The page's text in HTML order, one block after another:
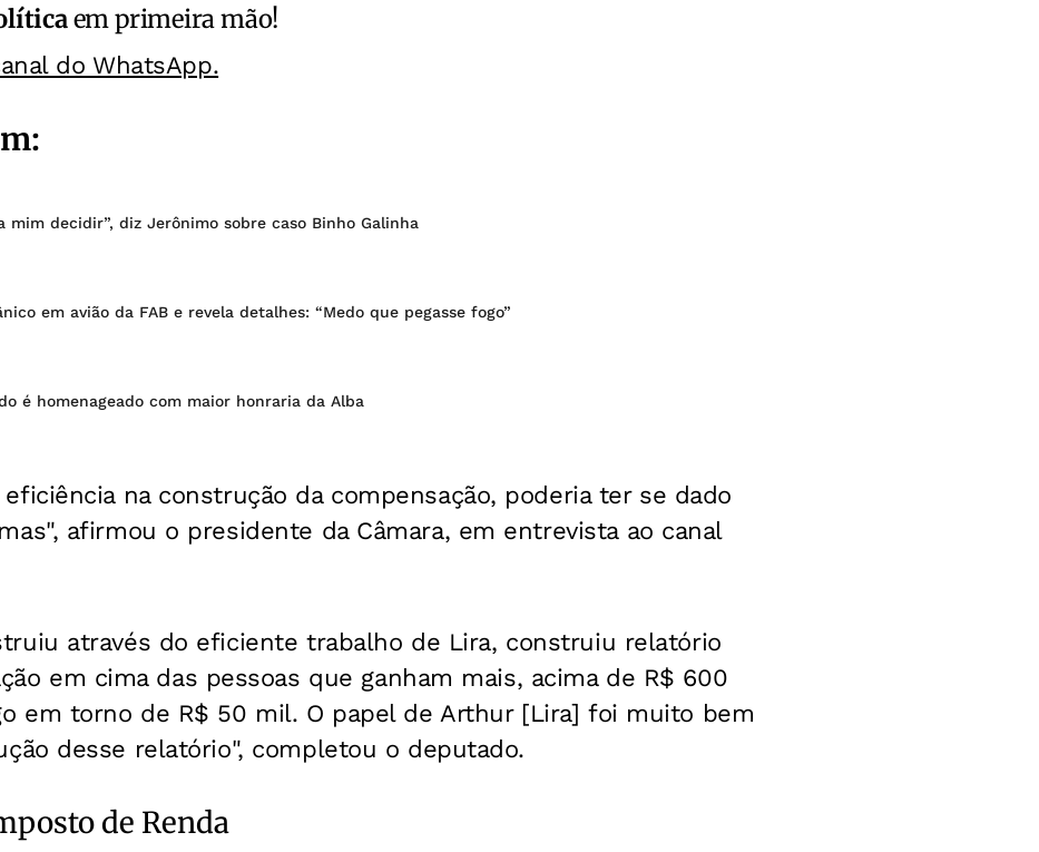
em primeira mão!
do WhatsApp.
mim decidir”, diz Jerônimo sobre caso Binho Galinha
em avião da FAB e revela detalhes: “Medo que pegasse fogo”
é homenageado com maior honraria da Alba
eficiência na construção da compensação, poderia ter se dado
afirmou o presidente da Câmara, em entrevista ao canal
através do eficiente trabalho de Lira, construiu relatório
em cima das pessoas que ganham mais, acima de R$ 600
em torno de R$ 50 mil. O papel de Arthur [Lira] foi muito bem
desse relatório", completou o deputado.
de Renda